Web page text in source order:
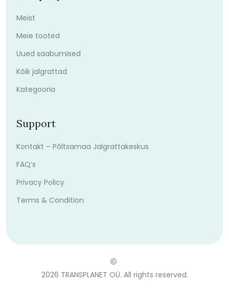
Meist
Meie tooted
Uued saabumised
Kõik jalgrattad
Kategooria
Support
Kontakt – Põltsamaa Jalgrattakeskus
FAQ’s
Privacy Policy
Terms & Condition
2026 TRANSPLANET OÜ. All rights reserved.